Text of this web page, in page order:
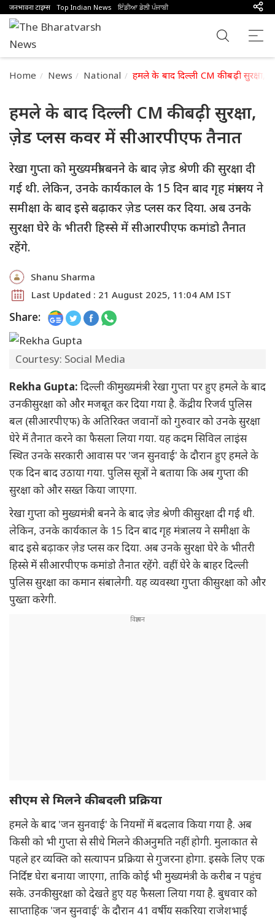
जनभावना टाइम्स Top Indian News ਇੰਡੀਆ ਡੇਲੀ ਪੰਜਾਬੀ
Home News National हमले के बाद दिल्ली CM की बढ़ी
हमले के बाद दिल्ली CM की बढ़ी सुरक्षा,
ज़ेड प्लस कवर में सीआरपीएफ तैनात
रेखा गुप्ता को मुख्यमंत्री बनने के बाद ज़ेड श्रेणी की सुरक्षा दी
गई थी. लेकिन, उनके कार्यकाल के 15 दिन बाद गृह मंत्रालय ने
समीक्षा के बाद इसे बढ़ाकर ज़ेड प्लस कर दिया. अब उनके
सुरक्षा घेरे के भीतरी हिस्से में सीआरपीएफ कमांडो तैनात
रहेंगे.
Shanu Sharma
Last Updated : 21 August 2025, 11:04 AM IST
Share:
Courtesy: Social Media
Rekha Gupta: दिल्ली की मुख्यमंत्री रेखा गुप्ता पर हुए हमले के बाद
उनकी सुरक्षा को और मजबूत कर दिया गया है. केंद्रीय रिजर्व पुलिस
बल (सीआरपीएफ) के अतिरिक्त जवानों को गुरुवार को उनके सुरक्षा
घेरे में तैनात करने का फैसला लिया गया. यह कदम सिविल लाइंस
स्थित उनके सरकारी आवास पर 'जन सुनवाई' के दौरान हुए हमले के
एक दिन बाद उठाया गया. पुलिस सूत्रों ने बताया कि अब गुप्ता की
सुरक्षा को और सख्त किया जाएगा.
रेखा गुप्ता को मुख्यमंत्री बनने के बाद ज़ेड श्रेणी की सुरक्षा दी गई थी.
लेकिन, उनके कार्यकाल के 15 दिन बाद गृह मंत्रालय ने समीक्षा के
बाद इसे बढ़ाकर ज़ेड प्लस कर दिया. अब उनके सुरक्षा घेरे के भीतरी
हिस्से में सीआरपीएफ कमांडो तैनात रहेंगे. वहीं घेरे के बाहर दिल्ली
पुलिस सुरक्षा का कमान संबालेगी. यह व्यवस्था गुप्ता की सुरक्षा को और
पुख्ता करेगी.
सीएम से मिलने की बदली प्रक्रिया
हमले के बाद 'जन सुनवाई' के नियमों में बदलाव किया गया है. अब
किसी को भी गुप्ता से सीधे मिलने की अनुमति नहीं होगी. मुलाकात से
पहले हर व्यक्ति को सत्यापन प्रक्रिया से गुजरना होगा. इसके लिए एक
निर्दिष्ट घेरा बनाया जाएगा, ताकि कोई भी मुख्यमंत्री के करीब न पहुंच
सके. उनकी सुरक्षा को देखते हुए यह फैसला लिया गया है. बुधवार को
साप्ताहिक 'जन सुनवाई' के दौरान 41 वर्षीय सकरिया राजेशभाई